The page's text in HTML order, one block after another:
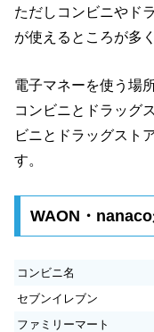
ただしコンビニやド
が使えるところが多
電子マネーを使う場
コンビニとドラッグ
ビニとドラッグスト
す。
WAON・
コンビニ名
セブンイレブン
ファミリーマート